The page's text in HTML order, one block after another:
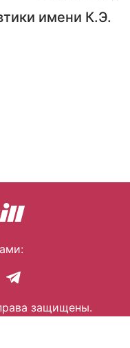
имени К.Э.
защищены.